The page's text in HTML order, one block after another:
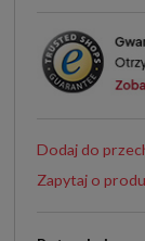
Dodaj do
Zapytaj o